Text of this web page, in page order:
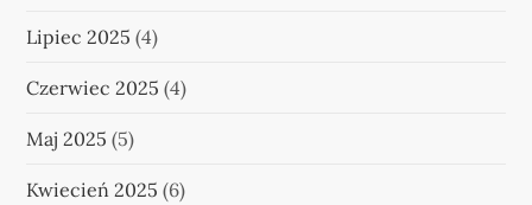
Lipiec 2025 (4)
Czerwiec 2025 (4)
Maj 2025 (5)
Kwiecień 2025 (6)